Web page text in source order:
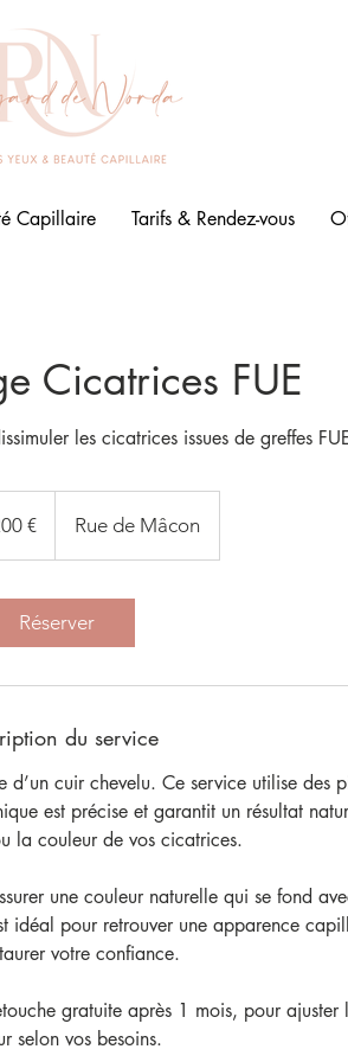
Capillaire Tarifs & Rendez-vous
Cicatrices FUE
les cicatrices issues de greffes
€ Rue de Mâcon
Réserver
du service
d’un cuir chevelu. Ce service utilise des
est précise et garantit un résultat
la couleur de vos cicatrices.
une couleur naturelle qui se fond
idéal pour retrouver une apparence
votre confiance.
gratuite après 1 mois, pour ajuster
selon vos besoins.